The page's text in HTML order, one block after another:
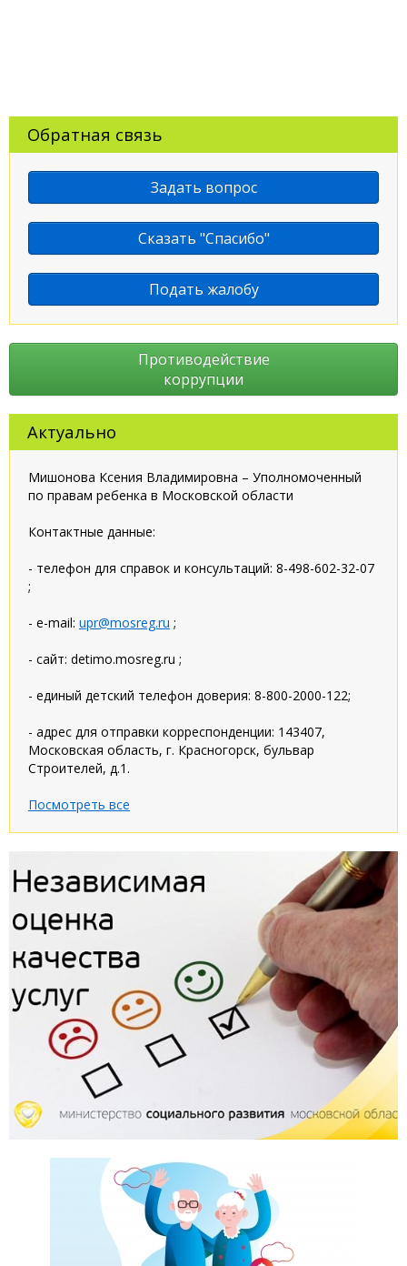
Обратная связь
Задать вопрос
Сказать "Спасибо"
Подать жалобу
Противодействие
коррупции
Актуально
Мишонова Ксения Владимировна – Уполномоченный
по правам ребенка в Московской области
Контактные данные:
- телефон для справок и консультаций: 8-498-602-32-07
;
- e-mail: upr@mosreg.ru ;
- сайт: detimo.mosreg.ru ;
- единый детский телефон доверия: 8-800-2000-122;
- адрес для отправки корреспонденции: 143407,
Московская область, г. Красногорск, бульвар
Строителей, д.1.
Посмотреть все